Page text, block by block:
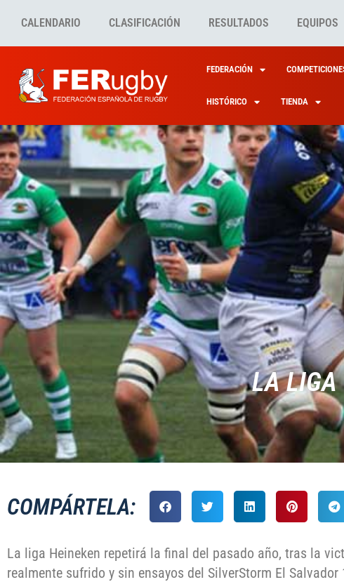
CALENDARIO CLASIFICACIÓN RESULTADOS EQUIPOS
FEDERACIÓN
HISTÓRICO TIENDA
LA LIGA
COMPÁRTELA:
La liga Heineken repetirá la final del pasado año, tras la
realmente sufrido y sin ensayos del SilverStorm El